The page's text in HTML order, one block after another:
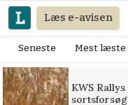
Læs e-avisen
Seneste Mest læste
KWS